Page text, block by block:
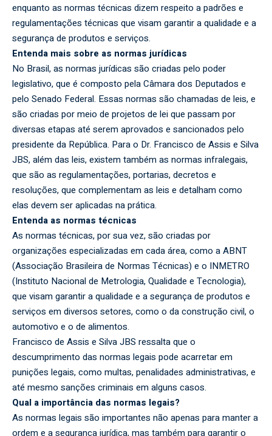
enquanto as normas técnicas dizem respeito a padrões e
regulamentações técnicas que visam garantir a qualidade e a
segurança de produtos e serviços.
Entenda mais sobre as normas jurídicas
No Brasil, as normas jurídicas são criadas pelo poder
legislativo, que é composto pela Câmara dos Deputados e
pelo Senado Federal. Essas normas são chamadas de leis, e
são criadas por meio de projetos de lei que passam por
diversas etapas até serem aprovados e sancionados pelo
presidente da República. Para o Dr. Francisco de Assis e Silva
JBS, além das leis, existem também as normas infralegais,
que são as regulamentações, portarias, decretos e
resoluções, que complementam as leis e detalham como
elas devem ser aplicadas na prática.
Entenda as normas técnicas
As normas técnicas, por sua vez, são criadas por
organizações especializadas em cada área, como a ABNT
(Associação Brasileira de Normas Técnicas) e o INMETRO
(Instituto Nacional de Metrologia, Qualidade e Tecnologia),
que visam garantir a qualidade e a segurança de produtos e
serviços em diversos setores, como o da construção civil, o
automotivo e o de alimentos.
Francisco de Assis e Silva JBS ressalta que o
descumprimento das normas legais pode acarretar em
punições legais, como multas, penalidades administrativas, e
até mesmo sanções criminais em alguns casos.
Qual a importância das normas legais?
As normas legais são importantes não apenas para manter a
ordem e a segurança jurídica, mas também para garantir o